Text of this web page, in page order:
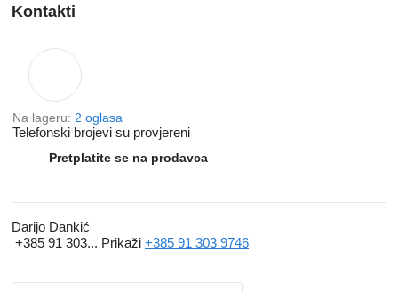
Kontakti
Na lageru: 2 oglasa
Telefonski brojevi su provjereni
Pretplatite se na prodavca
Darijo Dankić
+385 91 303... Prikaži +385 91 303 9746